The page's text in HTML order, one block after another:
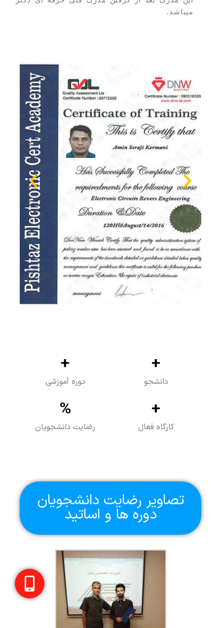
میباشد.
دانشجو
+
دوره آموزشی
+
کارگاه فعال
+
رضایت دانشجویان
%
تصاویر رضایت دانشجویان
دوره ها و اساتید